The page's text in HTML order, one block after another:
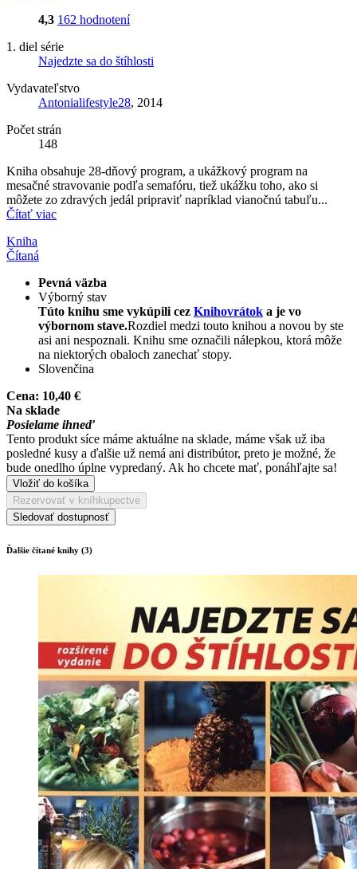
4,3 162 hodnotení
1. diel série
Najedzte sa do štíhlosti
Vydavateľstvo
Antonialifestyle28, 2014
Počet strán
148
Kniha obsahuje 28-dňový program, a ukážkový program na
mesačné stravovanie podľa semafóru, tiež ukážku toho, ako si
môžete zo zdravých jedál pripraviť napríklad vianočnú tabuľu...
Čítať viac
Kniha
Čítaná
Pevná väzba
Výborný stav
Túto knihu sme vykúpili cez Knihovrátok a je vo
výbornom stave.Rozdiel medzi touto knihou a novou by ste
asi ani nespoznali. Knihu sme označili nálepkou, ktorá môže
na niektorých obaloch zanechať stopy.
Slovenčina
Cena: 10,40 €
Na sklade
Posielame ihneď
Tento produkt síce máme aktuálne na sklade, máme však už iba
posledné kusy a ďalšie už nemá ani distribútor, preto je možné, že
bude onedlho úplne vypredaný. Ak ho chcete mať, ponáhľajte sa!
Vložiť do košíka
Rezervovať v kníhkupectve
Sledovať dostupnosť
Ďalšie čítané knihy (3)